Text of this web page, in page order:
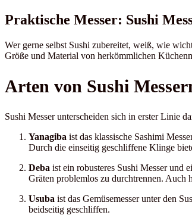
Praktische Messer: Sushi
Wer gerne selbst Sushi zubereitet, weiß, wie
Größe und Material von herkömmlichen
Arten von Sushi
Sushi Messer unterscheiden sich in erster Linie
Yanagiba ist das klassische Sashimi
Durch die einseitig geschliffene Klinge
Deba ist ein robusteres Sushi Messer und
Gräten problemlos zu durchtrennen. Auch
Usuba ist das Gemüsemesser unter den
beidseitig geschliffen.